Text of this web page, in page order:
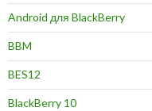
Android для BlackBerry
BBM
BES12
BlackBerry 10